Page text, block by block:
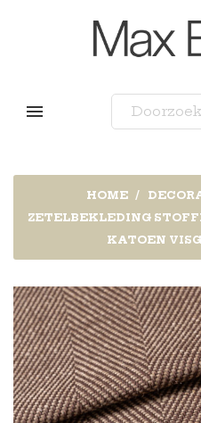
HOME
ZETELBEKLEDING
KATOEN